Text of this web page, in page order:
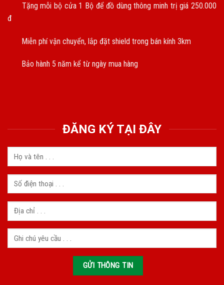
Tặng mỗi bộ cửa 1 Bộ để đồ dùng thông minh trị giá 250.000
đ
Miễn phí vận chuyển, lắp đặt shield trong bán kính 3km
Bảo hành 5 năm kể từ ngày mua hàng
ĐĂNG KÝ TẠI ĐÂY